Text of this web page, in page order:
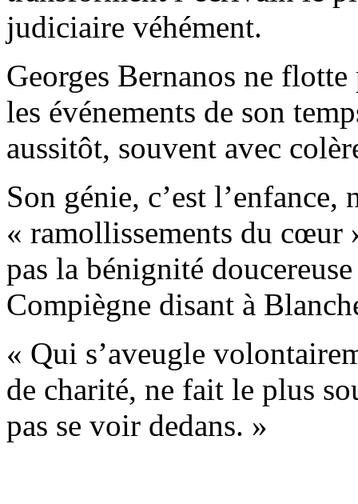
judiciaire véhément.
Georges Bernanos ne
les événements de son
aussitôt, souvent avec
Son génie, c’est
« ramollissements du cœur
pas la bénignité
Compiègne disant à
« Qui s’aveugle
de charité, ne fait le plus
pas se voir dedans. »